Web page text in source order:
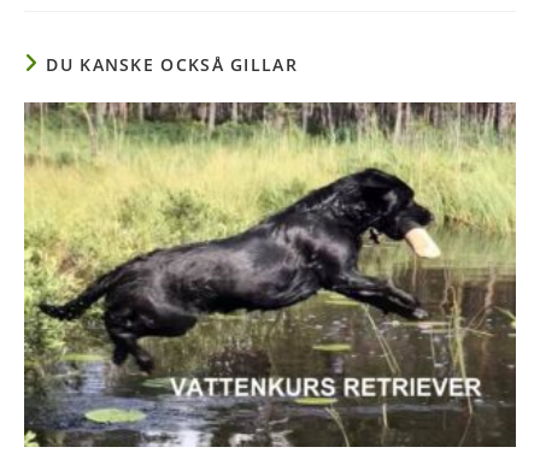
DU KANSKE OCKSÅ GILLAR